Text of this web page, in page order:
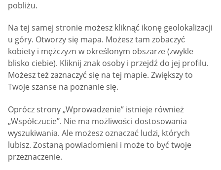
pobliżu.
Na tej samej stronie możesz kliknąć ikonę geolokalizacji
u góry. Otworzy się mapa. Możesz tam zobaczyć
kobiety i mężczyzn w określonym obszarze (zwykle
blisko ciebie). Kliknij znak osoby i przejdź do jej profilu.
Możesz też zaznaczyć się na tej mapie. Zwiększy to
Twoje szanse na poznanie się.
Oprócz strony „Wprowadzenie” istnieje również
„Współczucie”. Nie ma możliwości dostosowania
wyszukiwania. Ale możesz oznaczać ludzi, których
lubisz. Zostaną powiadomieni i może to być twoje
przeznaczenie.